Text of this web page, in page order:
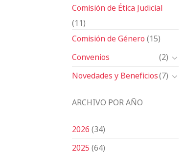
Comisión de Ética Judicial
(11)
Comisión de Género(15)
Convenios
(2)
Novedades y Beneficios(7)
ARCHIVO POR AÑO
2026(34)
2025(64)